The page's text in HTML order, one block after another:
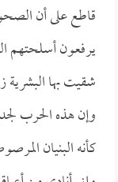
قاطع على أن
يرفعون أسلحتهم
شقيت بها البشرية
وإن هذه الحرب
كأنه البنيان